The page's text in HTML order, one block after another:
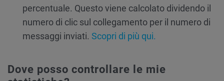
percentuale. Questo viene calcolato dividendo il
numero di clic sul collegamento per il numero di
messaggi inviati. Scopri di più qui.
Dove posso controllare le mie